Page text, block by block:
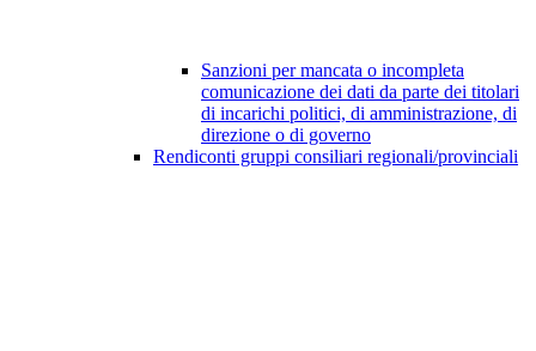
Sanzioni per mancata o incompleta
comunicazione dei dati da parte dei titolari
di incarichi politici, di amministrazione, di
direzione o di governo
Rendiconti gruppi consiliari regionali/provinciali